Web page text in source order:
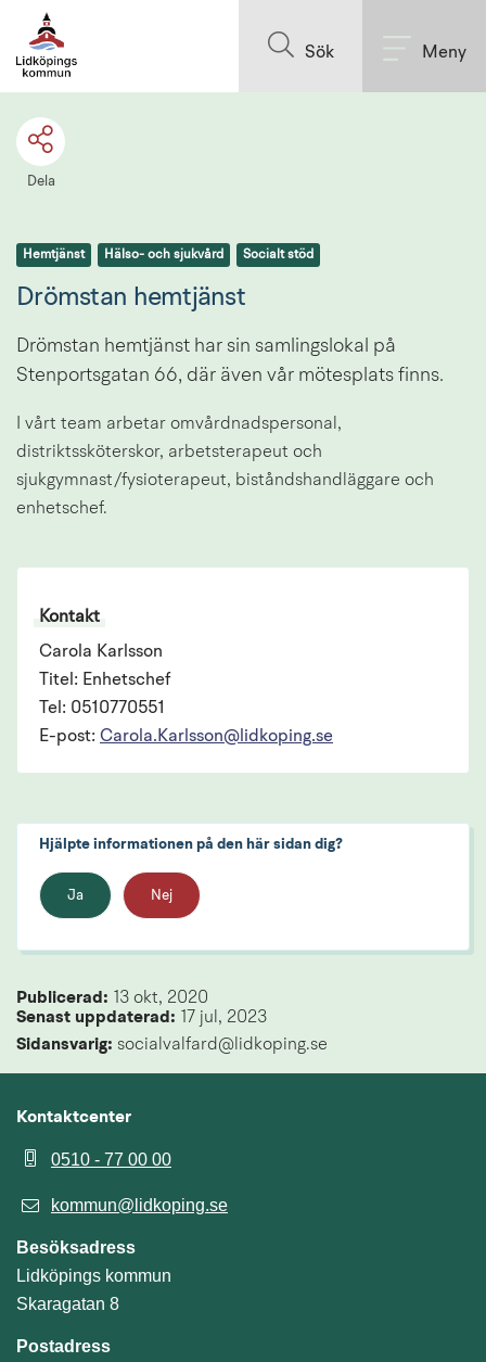
Sök Meny
Dela
Hemtjänst Hälso- och sjukvård Socialt stöd
Drömstan hemtjänst
Drömstan hemtjänst har sin samlingslokal på
Stenportsgatan 66, där även vår mötesplats finns.
I vårt team arbetar omvårdnadspersonal,
distriktssköterskor, arbetsterapeut och
sjukgymnast/fysioterapeut, biståndshandläggare och
enhetschef.
Kontakt
Carola Karlsson
Titel: Enhetschef
Tel: 0510770551
E-post: Carola.Karlsson@lidkoping.se
Hjälpte informationen på den här sidan dig?
Ja Nej
Publicerad:
13 okt, 2020
Senast uppdaterad:
17 jul, 2023
Sidansvarig: socialvalfard@lidkoping.se
Kontaktcenter
0510 - 77 00 00
kommun@lidkoping.se
Besöksadress
Lidköpings kommun
Skaragatan 8
Postadress